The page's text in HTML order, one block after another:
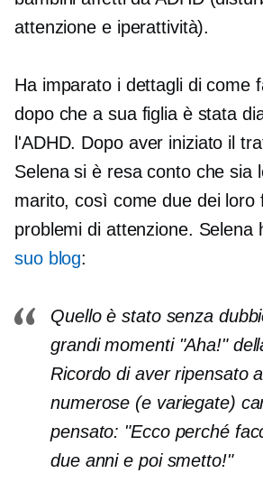
attenzione e iperattività).
Ha imparato i dettagli di come
dopo che a sua figlia è stata
l'ADHD. Dopo aver iniziato il
Selena si è resa conto che sia
marito, così come due dei loro
problemi di attenzione. Selena
suo blog:
Quello è stato senza
grandi momenti "Aha!"
Ricordo di aver ripensato
numerose (e variegate)
pensato: "Ecco perché
due anni e poi smetto!"